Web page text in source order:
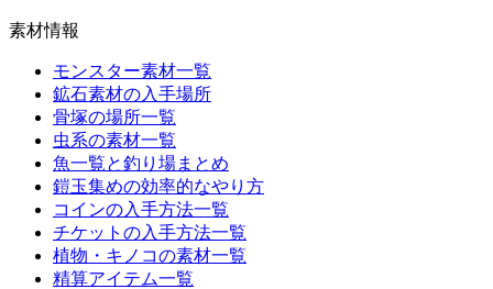
素材情報
モンスター素材一覧
鉱石素材の入手場所
骨塚の場所一覧
虫系の素材一覧
魚一覧と釣り場まとめ
鎧玉集めの効率的なやり方
コインの入手方法一覧
チケットの入手方法一覧
植物・キノコの素材一覧
精算アイテム一覧